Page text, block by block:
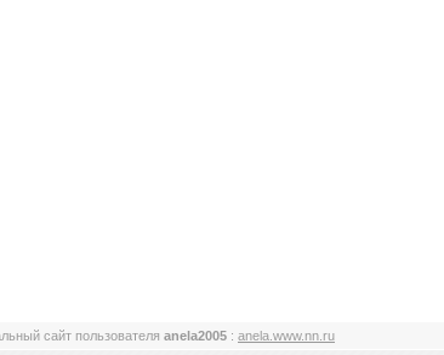
сайт пользователя anela2005 : anela.www.nn.ru